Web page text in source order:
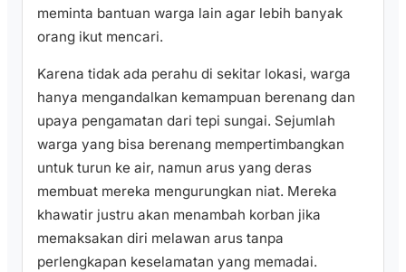
meminta bantuan warga lain agar lebih banyak
orang ikut mencari.
Karena tidak ada perahu di sekitar lokasi, warga
hanya mengandalkan kemampuan berenang dan
upaya pengamatan dari tepi sungai. Sejumlah
warga yang bisa berenang mempertimbangkan
untuk turun ke air, namun arus yang deras
membuat mereka mengurungkan niat. Mereka
khawatir justru akan menambah korban jika
memaksakan diri melawan arus tanpa
perlengkapan keselamatan yang memadai.